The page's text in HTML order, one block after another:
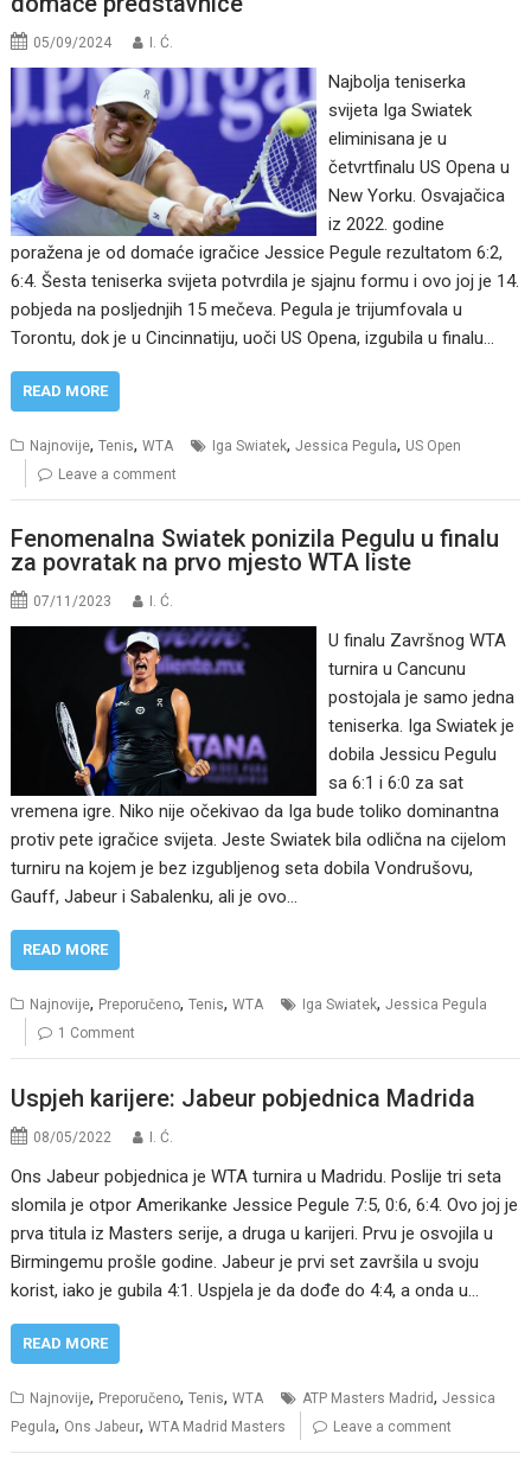
05/09/2024 I. Ć.
Najbolja teniserka
svijeta Iga Swiatek
eliminisana je u
četvrtfinalu US Opena u
New Yorku. Osvajačica
iz 2022. godine
poražena je od domaće igračice Jessice Pegule rezultatom 6:2,
6:4. Šesta teniserka svijeta potvrdila je sjajnu formu i ovo joj je 14.
pobjeda na posljednjih 15 mečeva. Pegula je trijumfovala u
Torontu, dok je u Cincinnatiju, uoči US Opena, izgubila u finalu…
READ MORE
Najnovije,Tenis,WTA Iga Swiatek,Jessica Pegula, US Open
Leave a comment
Fenomenalna Swiatek ponizila Pegulu u finalu
za povratak na prvo mjesto WTA liste
07/11/2023 I. Ć.
U finalu Završnog WTA
turnira u Cancunu
postojala je samo jedna
teniserka. Iga Swiatek je
dobila Jessicu Pegulu
sa 6:1 i 6:0 za sat
vremena igre. Niko nije očekivao da Iga bude toliko dominantna
protiv pete igračice svijeta. Jeste Swiatek bila odlična na cijelom
turniru na kojem je bez izgubljenog seta dobila Vondrušovu,
Gauff, Jabeur i Sabalenku, ali je ovo…
READ MORE
Najnovije, Preporučeno,Tenis,WTA Iga Swiatek,Jessica Pegula
1 Comment
Uspjeh karijere: Jabeur pobjednica Madrida
08/05/2022 I. Ć.
Ons Jabeur pobjednica je WTA turnira u Madridu. Poslije tri seta
slomila je otpor Amerikanke Jessice Pegule 7:5, 0:6, 6:4. Ovo joj je
prva titula iz Masters serije, a druga u karijeri. Prvu je osvojila u
Birmingemu prošle godine. Jabeur je prvi set završila u svoju
korist, iako je gubila 4:1. Uspjela je da dođe do 4:4, a onda u…
READ MORE
Najnovije, Preporučeno,Tenis,WTA ATP Masters Madrid,Jessica
Pegula, Ons Jabeur,WTA Madrid Masters Leave a comment